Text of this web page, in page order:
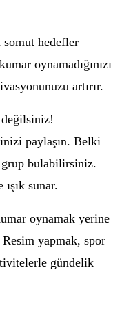
hedefler
oynamadığınızı
artırır.
paylaşın. Belki
grup bulabilirsiniz.
sunar.
oynamak yerine
yapmak, spor
gündelik